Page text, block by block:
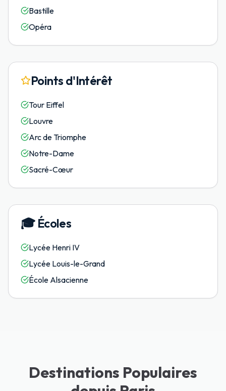
Bastille
Opéra
Points d'Intérêt
Tour Eiffel
Louvre
Arc de Triomphe
Notre-Dame
Sacré-Cœur
🎓 Écoles
Lycée Henri IV
Lycée Louis-le-Grand
École Alsacienne
Destinations Populaires